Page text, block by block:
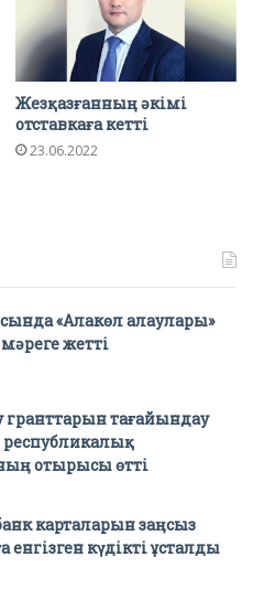
Жезқазғанның әкімі
отставкаға кетті
23.06.2022
«Алакөл алаулары»
жетті
гранттарын тағайындау
республикалық
отырысы өтті
карталарын заңсыз
күдікті ұсталды